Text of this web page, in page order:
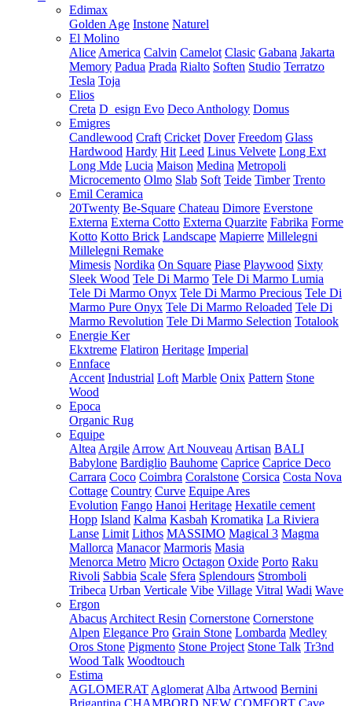
Edimax
Golden Age Instone Naturel
El Molino
Alice America Calvin Camelot Clasic Gabana Jakarta
Memory Padua Prada Rialto Soften Studio Terratzo
Tesla Toja
Elios
Creta D_esign Evo Deco Anthology Domus
Emigres
Candlewood Craft Cricket Dover Freedom Glass
Hardwood Hardy Hit Leed Linus Velvete Long Ext
Long Mde Lucia Maison Medina Metropoli
Microcemento Olmo Slab Soft Teide Timber Trento
Emil Ceramica
20Twenty Be-Square Chateau Dimore Everstone
Externa Externa Cotto Externa Quarzite Fabrika Forme
Kotto Kotto Brick Landscape Mapierre Millelegni
Millelegni Remake
Mimesis Nordika On Square Piase Playwood Sixty
Sleek Wood Tele Di Marmo Tele Di Marmo Lumia
Tele Di Marmo Onyx Tele Di Marmo Precious Tele Di
Marmo Pure Onyx Tele Di Marmo Reloaded Tele Di
Marmo Revolution Tele Di Marmo Selection Totalook
Energie Ker
Ekxtreme Flatiron Heritage Imperial
Ennface
Accent Industrial Loft Marble Onix Pattern Stone
Wood
Epoca
Organic Rug
Equipe
Altea Argile Arrow Art Nouveau Artisan BALI
Babylone Bardiglio Bauhome Caprice Caprice Deco
Carrara Coco Coimbra Coralstone Corsica Costa Nova
Cottage Country Curve Equipe Ares
Evolution Fango Hanoi Heritage Hexatile cement
Hopp Island Kalma Kasbah Kromatika La Riviera
Lanse Limit Lithos MASSIMO Magical 3 Magma
Mallorca Manacor Marmoris Masia
Menorca Metro Micro Octagon Oxide Porto Raku
Rivoli Sabbia Scale Sfera Splendours Stromboli
Tribeca Urban Verticale Vibe Village Vitral Wadi Wave
Ergon
Abacus Architect Resin Cornerstone Cornerstone
Alpen Elegance Pro Grain Stone Lombarda Medley
Oros Stone Pigmento Stone Project Stone Talk Tr3nd
Wood Talk Woodtouch
Estima
AGLOMERAT Aglomerat Alba Artwood Bernini